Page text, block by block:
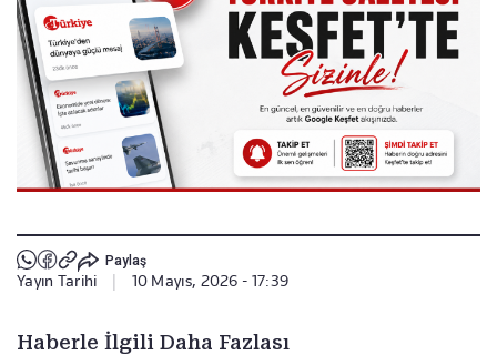
Paylaş
Yayın Tarihi 10 Mayıs, 2026 - 17:39
Haberle İlgili Daha Fazlası